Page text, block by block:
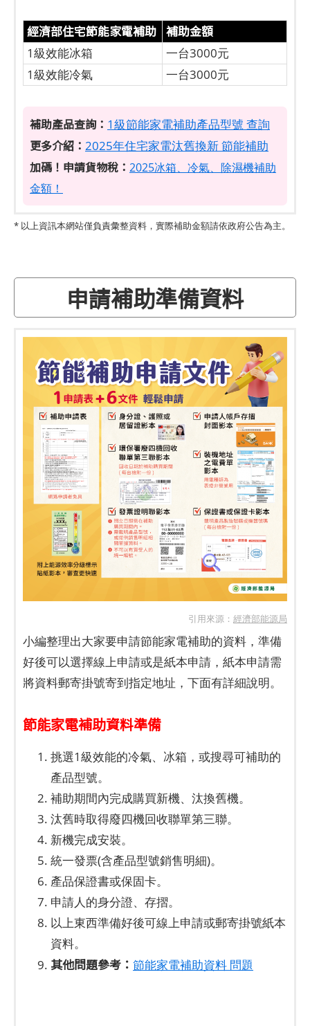
經濟部住宅節能家電補助 補助金額
1級效能冰箱
一台3000元
1級效能冷氣
一台3000元
補助產品查詢： 1級節能家電補助產品型號 查詢
更多介紹： 2025年住宅家電汰舊換新 節能補助
加碼！申請貨物稅： 2025冰箱、冷氣、除濕機補助
金額！
* 以上資訊本網站僅負責彙整資料，實際補助金額請依政府公告為主。
申請補助準備資料
引用來源： 經濟部能源局
小編整理出大家要申請節能家電補助的資料，準備
好後可以選擇線上申請或是紙本申請，紙本申請需
將資料郵寄掛號寄到指定地址，下面有詳細說明。
節能家電補助資料準備
挑選1級效能的冷氣、冰箱，或搜尋可補助的
產品型號。
補助期間內完成購買新機、汰換舊機。
汰舊時取得廢四機回收聯單第三聯。
新機完成安裝。
統一發票(含產品型號銷售明細)。
產品保證書或保固卡。
申請人的身分證、存摺。
以上東西準備好後可線上申請或郵寄掛號紙本
資料。
其他問題參考： 節能家電補助資料 問題